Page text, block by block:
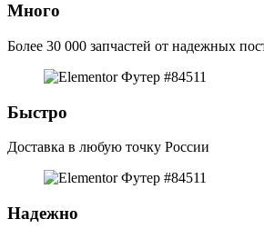
Много
Более 30 000 запчастей от надежных
Быстро
Доставка в любую точку России
Надежно